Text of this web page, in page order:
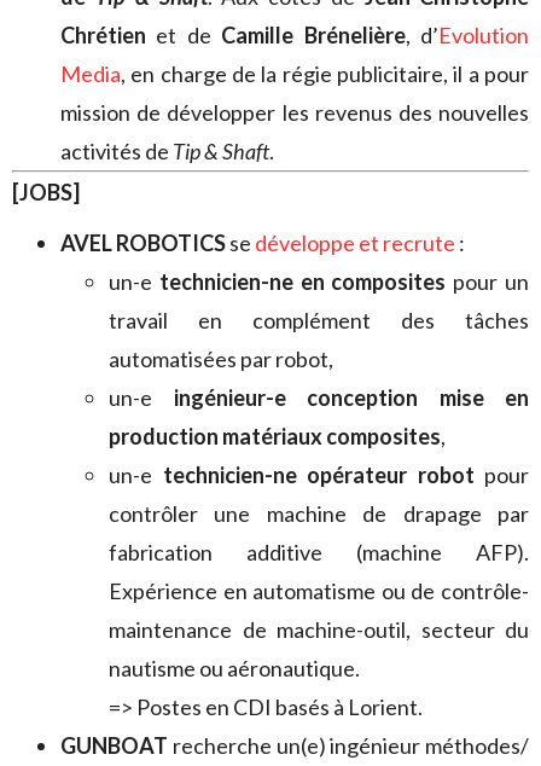
Chrétien et de Camille Brénelière, d’Evolution
Media, en charge de la régie publicitaire, il a pour
mission de développer les revenus des nouvelles
activités de Tip & Shaft.
[JOBS]
AVEL ROBOTICSse développe et recrute :
un-e technicien-ne en composites pour un
travail en complément des tâches
automatisées par robot,
un-e ingénieur-e conception mise en
production matériaux composites,
un-e technicien-ne opérateur robot pour
contrôler une machine de drapage par
fabrication additive (machine AFP).
Expérience en automatisme ou de contrôle-
maintenance de machine-outil, secteur du
nautisme ou aéronautique.
=> Postes en CDI basés à Lorient.
GUNBOAT recherche un(e) ingénieur méthodes/